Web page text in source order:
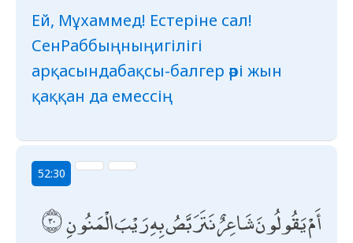
Ей, Мұхаммед! Естеріне сал!
СенРаббыңныңигілігі
арқасындабақсы-балгер әрі жын
қаққан да емессің
52:30
أَمْ يَقُولُونَ شَاعِرٌ نَتَرَبَّصُ بِهِ رَيْبَ الْمَنُونِ